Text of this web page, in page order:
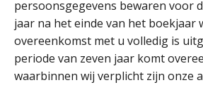
persoonsgegevens bewaren voor
jaar na het einde van het boekjaar
overeenkomst met u volledig is
periode van zeven jaar komt
waarbinnen wij verplicht zijn onze